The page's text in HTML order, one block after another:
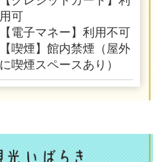
用可
【電子マネー】利用不可
【喫煙】館内禁煙（屋外
に喫煙スペースあり）